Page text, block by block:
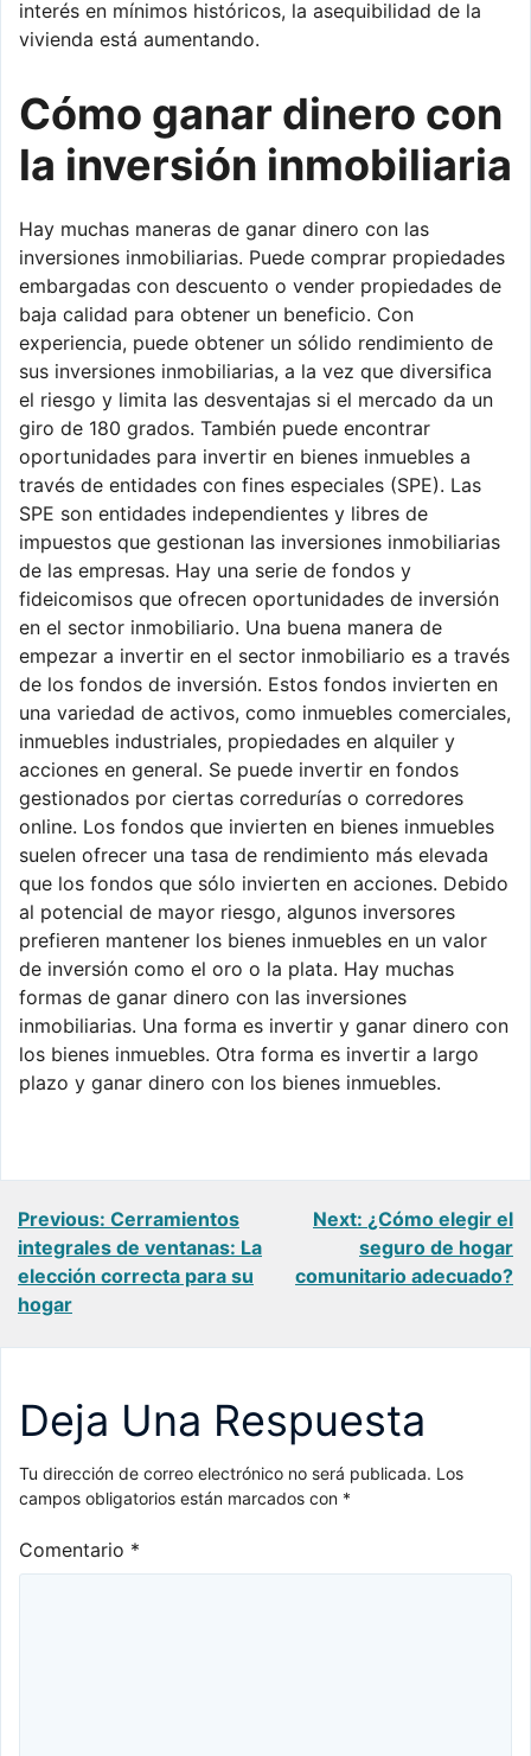
interés en mínimos históricos, la asequibilidad de la
vivienda está aumentando.
Cómo ganar dinero con
la inversión inmobiliaria
Hay muchas maneras de ganar dinero con las
inversiones inmobiliarias. Puede comprar propiedades
embargadas con descuento o vender propiedades de
baja calidad para obtener un beneficio. Con
experiencia, puede obtener un sólido rendimiento de
sus inversiones inmobiliarias, a la vez que diversifica
el riesgo y limita las desventajas si el mercado da un
giro de 180 grados. También puede encontrar
oportunidades para invertir en bienes inmuebles a
través de entidades con fines especiales (SPE). Las
SPE son entidades independientes y libres de
impuestos que gestionan las inversiones inmobiliarias
de las empresas. Hay una serie de fondos y
fideicomisos que ofrecen oportunidades de inversión
en el sector inmobiliario. Una buena manera de
empezar a invertir en el sector inmobiliario es a través
de los fondos de inversión. Estos fondos invierten en
una variedad de activos, como inmuebles comerciales,
inmuebles industriales, propiedades en alquiler y
acciones en general. Se puede invertir en fondos
gestionados por ciertas corredurías o corredores
online. Los fondos que invierten en bienes inmuebles
suelen ofrecer una tasa de rendimiento más elevada
que los fondos que sólo invierten en acciones. Debido
al potencial de mayor riesgo, algunos inversores
prefieren mantener los bienes inmuebles en un valor
de inversión como el oro o la plata. Hay muchas
formas de ganar dinero con las inversiones
inmobiliarias. Una forma es invertir y ganar dinero con
los bienes inmuebles. Otra forma es invertir a largo
plazo y ganar dinero con los bienes inmuebles.
Navegación
de
entradas
Previous: Cerramientos
integrales de ventanas: La
elección correcta para su
hogar
Next: ¿Cómo elegir el
seguro de hogar
comunitario adecuado?
Deja Una Respuesta
Tu dirección de correo electrónico no será publicada. Los
campos obligatorios están marcados con *
Comentario *